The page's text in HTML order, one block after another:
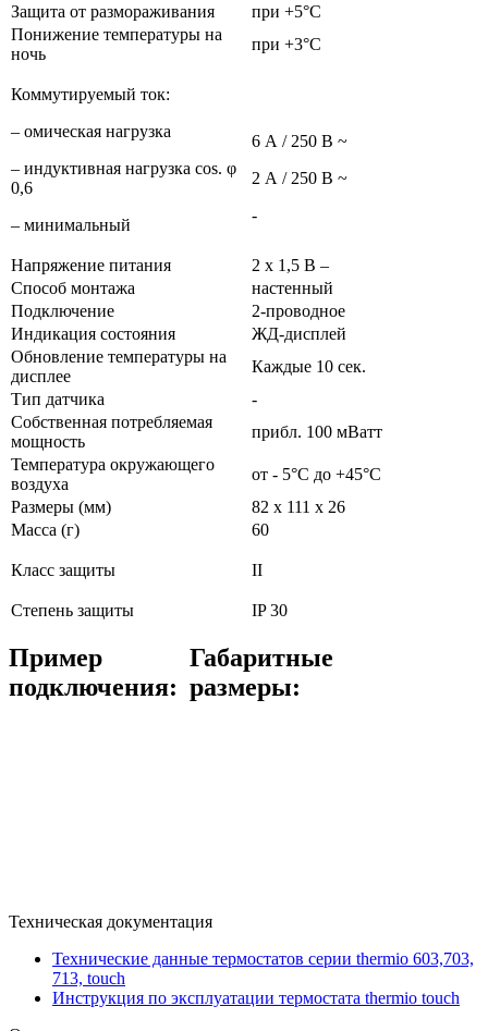
Защита от размораживания
при +5°C
Понижение температуры на
ночь
при +3°C
Коммутируемый ток:
– омическая нагрузка
– индуктивная нагрузка cos. φ
0,6
– минимальный
6 А / 250 В ~
2 А / 250 В ~
-
Напряжение питания
2 х 1,5 В –
Способ монтажа
настенный
Подключение
2-проводное
Индикация состояния
ЖД-дисплей
Обновление температуры на
дисплее
Каждые 10 сек.
Тип датчика
-
Собственная потребляемая
мощность
прибл. 100 мВатт
Температура окружающего
воздуха
от - 5°C до +45°C
Размеры (мм)
82 x 111 x 26
Масса (г)
60
Класс защиты II
Степень защиты IP 30
Пример
подключения:
Габаритные
размеры:
Техническая документация
Технические данные термостатов серии thermio 603,703,
713, touch
Инструкция по эксплуатации термостата thermio touch